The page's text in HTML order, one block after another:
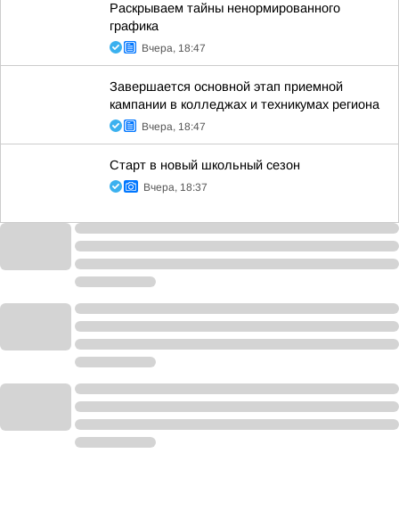
Раскрываем тайны ненормированного
графика
Вчера, 18:47
Завершается основной этап приемной
кампании в колледжах и техникумах региона
Вчера, 18:47
Старт в новый школьный сезон
Вчера, 18:37